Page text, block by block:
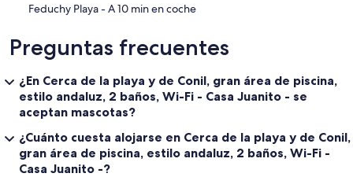
‪Feduchy Playa - ‬A 10 min en coche
Preguntas frecuentes
¿En Cerca de la playa y de Conil, gran área de piscina,
estilo andaluz, 2 baños, Wi-Fi - Casa Juanito - se
aceptan mascotas?
¿Cuánto cuesta alojarse en Cerca de la playa y de Conil,
gran área de piscina, estilo andaluz, 2 baños, Wi-Fi -
Casa Juanito -?